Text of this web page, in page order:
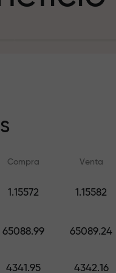
en la
de
Compra Venta
1.15572 1.15582
65088.99 65089.24
4341.95 4342.16
Pronósticos diarios de